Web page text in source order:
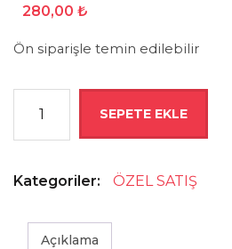
280,00 ₺
Ön siparişle temin edilebilir
Hanım
Özel
adet
SEPETE EKLE
Kategoriler: ÖZEL SATIŞ
Açıklama